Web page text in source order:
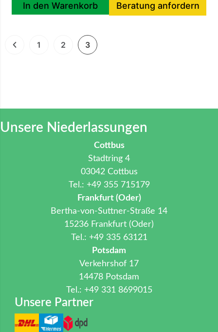
In den Warenkorb Beratung anfordern
1 2 3
Unsere Niederlassungen
Cottbus
Stadtring 4
03042 Cottbus
Tel.: +49 355 715179
Frankfurt (Oder)
Bertha-von-Suttner-Straße 14
15236 Frankfurt (Oder)
Tel.: +49 335 63121
Potsdam
Verkehrshof 17
14478 Potsdam
Tel.: +49 331 8699015
Unsere Partner